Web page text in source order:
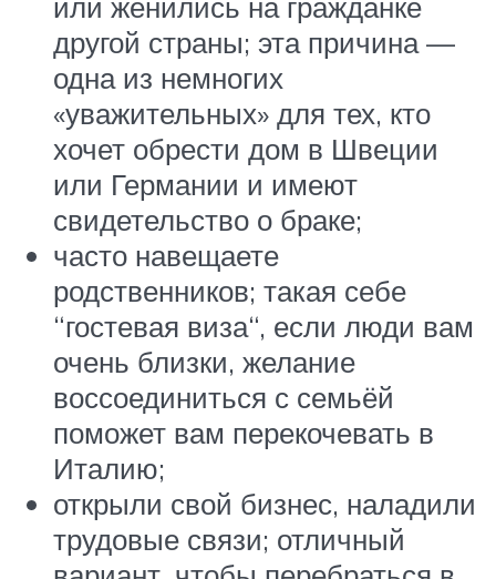
другой страны; эта причина —
одна из немногих
«уважительных» для тех, кто
хочет обрести дом в Швеции
или Германии и имеют
свидетельство о браке;
часто навещаете
родственников; такая себе
“гостевая виза“, если люди вам
очень близки, желание
воссоединиться с семьёй
поможет вам перекочевать в
Италию;
открыли свой бизнес, наладили
трудовые связи; отличный